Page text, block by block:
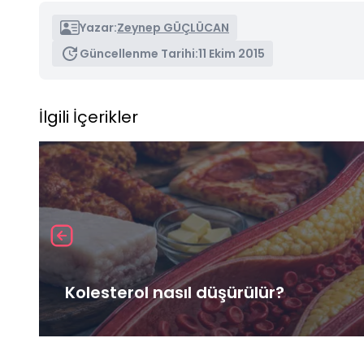
Yazar:Zeynep GÜÇLÜCAN
Güncellenme Tarihi:11 Ekim 2015
İlgili İçerikler
Kolesterol nasıl düşürülür?